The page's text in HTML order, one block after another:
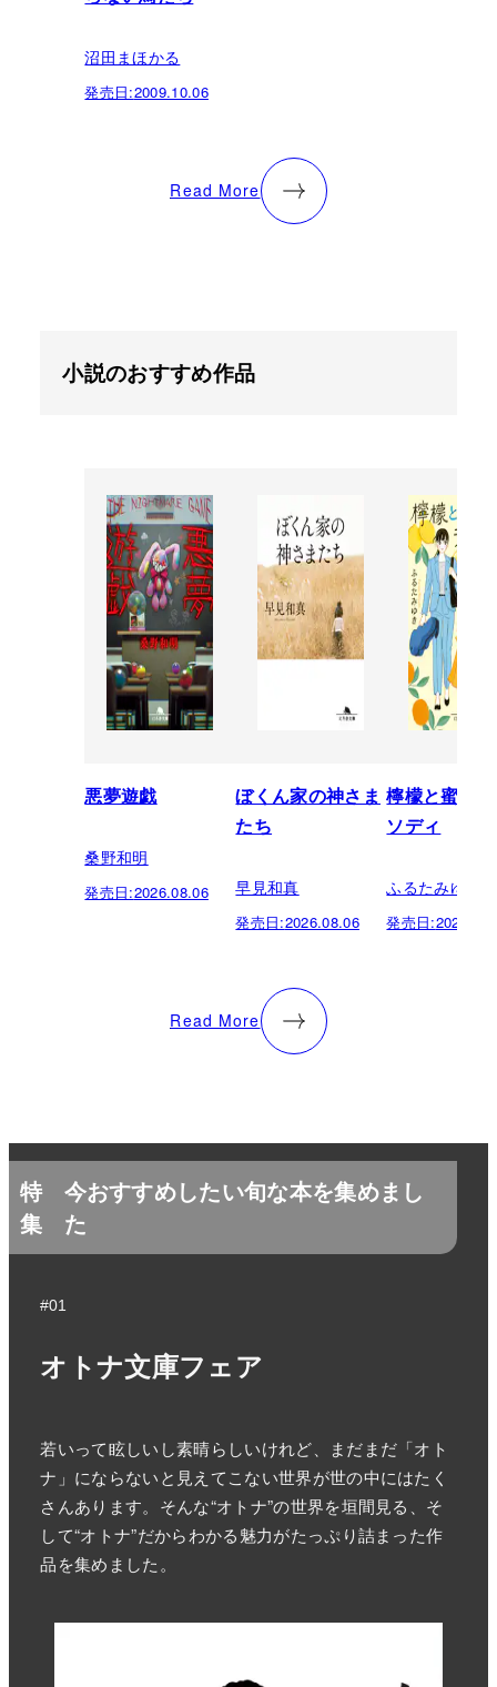
沼田まほかる
発売日:2009.10.06
Read More
小説のおすすめ作品
悪夢遊戯
桑野和明
発売日:2026.08.06
ぼくん家の神さま
たち
早見和真
発売日:2026.08.06
檸檬と蜜柑
ソディ
ふるたみゆき
発売日:
Read More
特
集
今おすすめしたい旬な本を集めまし
た
#01
オトナ文庫フェア
若いって眩しいし素晴らしいけれど、まだまだ「オト
ナ」にならないと見えてこない世界が世の中にはたく
さんあります。そんな“オトナ”の世界を垣間見る、そ
して“オトナ”だからわかる魅力がたっぷり詰まった作
品を集めました。